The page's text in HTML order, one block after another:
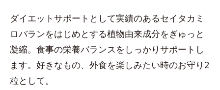
ダイエットサポートとして実績のあるセイタカミ
ロバランをはじめとする植物由来成分をぎゅっと
凝縮。食事の栄養バランスをしっかりサポートし
ます。好きなもの、外食を楽しみたい時のお守り2
粒として。